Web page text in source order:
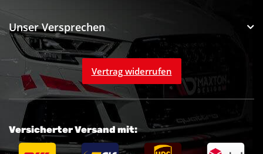
Unser Versprechen
Vertrag widerrufen
Versicherter Versand mit: